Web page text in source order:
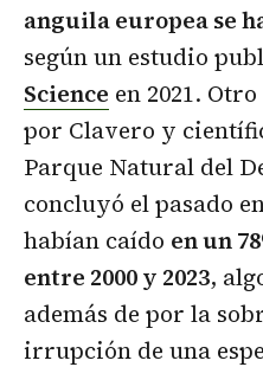
anguila europea se
según un estudio
Science en 2021.
por Clavero y
Parque Natural del
concluyó el pasado
habían caído en un
entre 2000 y 2023,
además de por la
irrupción de una